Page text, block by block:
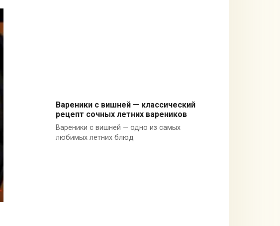
Пельмени и вареники
Вареники с вишней — классический
рецепт сочных летних вареников
Вареники с вишней — одно из самых
любимых летних блюд